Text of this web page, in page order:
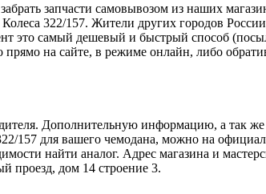
запчасти самовывозом из наших
322/157. Жители других городов
это самый дешевый и быстрый способ
прямо на сайте, в режиме онлайн, либо
Дополнительную информацию, а так же
157 для вашего чемодана, можно на
найти аналог. Адрес магазина и
проезд, дом 14 строение 3.